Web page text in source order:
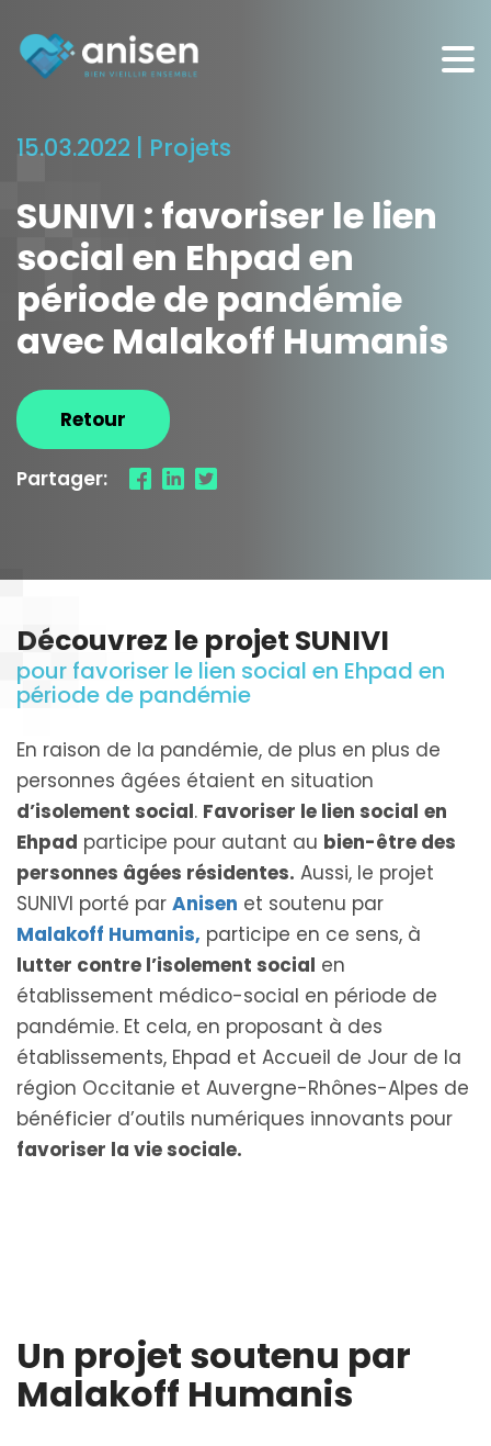
15.03.2022 | Projets
SUNIVI : favoriser le lien
social en Ehpad en
période de pandémie
avec Malakoff Humanis
Retour
Partager:
Découvrez le projet SUNIVI
pour favoriser le lien social en Ehpad en
période de pandémie
En raison de la pandémie, de plus en plus de
personnes âgées étaient en situation
d’isolement social. Favoriser le lien social en
Ehpad participe pour autant au bien-être des
personnes âgées résidentes. Aussi, le projet
SUNIVI porté par Anisen et soutenu par
Malakoff Humanis, participe en ce sens, à
lutter contre l’isolement social en
établissement médico-social en période de
pandémie. Et cela, en proposant à des
établissements, Ehpad et Accueil de Jour de la
région Occitanie et Auvergne-Rhônes-Alpes de
bénéficier d’outils numériques innovants pour
favoriser la vie sociale.
Un projet soutenu par
Malakoff Humanis